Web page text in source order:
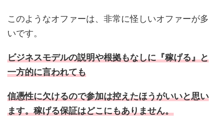
このようなオファーは、非常に怪しいオファーが多
いです。
ビジネスモデルの説明や根拠もなしに『稼げる』と
一方的に言われても
信憑性に欠けるので参加は控えたほうがいいと思い
ます。稼げる保証はどこにもありません。